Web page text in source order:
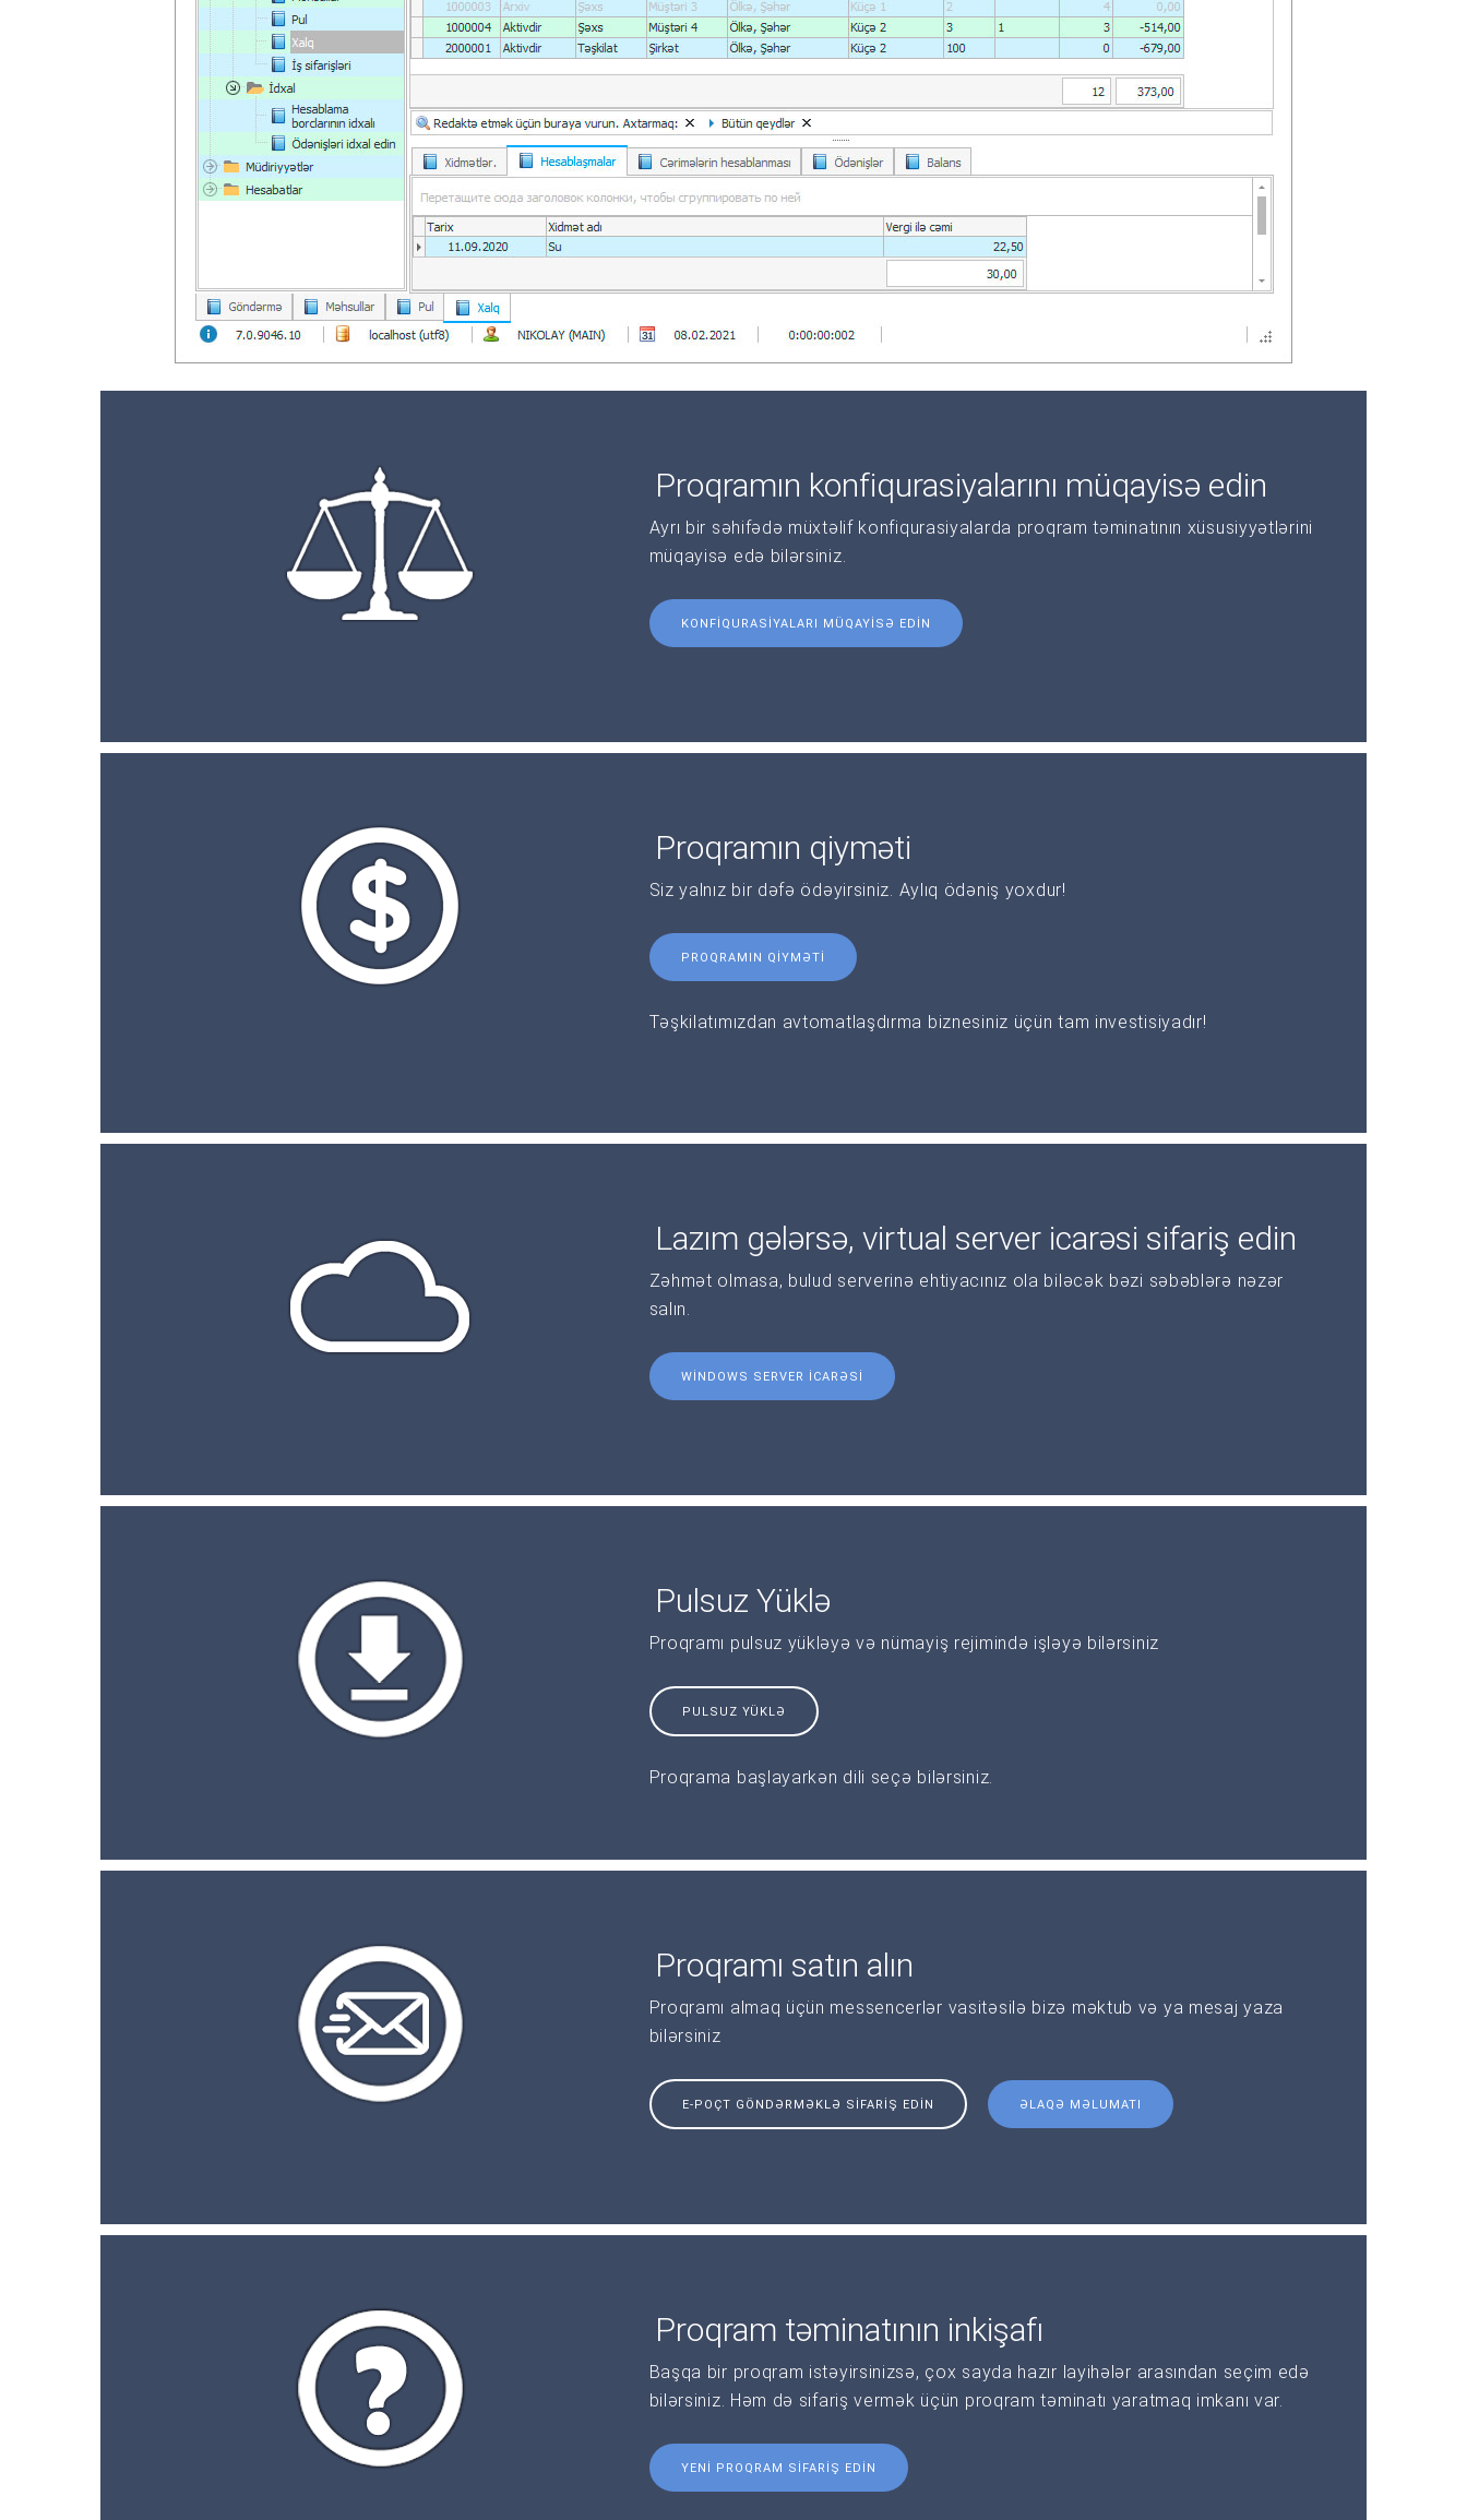
Proqramın konfiqurasiyalarını müqayisə edin
Ayrı bir səhifədə müxtəlif konfiqurasiyalarda proqram təminatının xüsusiyyətlərini
müqayisə edə bilərsiniz.
KONFIQURASIYALARI MÜQAYISƏ EDIN
Proqramın qiyməti
Siz yalnız bir dəfə ödəyirsiniz. Aylıq ödəniş yoxdur!
PROQRAMIN QIYMƏTI
Təşkilatımızdan avtomatlaşdırma biznesiniz üçün tam investisiyadır!
Lazım gələrsə, virtual server icarəsi sifariş edin
Zəhmət olmasa, bulud serverinə ehtiyacınız ola biləcək bəzi səbəblərə nəzər
salın.
WINDOWS SERVER ICARƏSI
Pulsuz Yüklə
Proqramı pulsuz yükləyə və nümayiş rejimində işləyə bilərsiniz
PULSUZ YÜKLƏ
Proqrama başlayarkən dili seçə bilərsiniz.
Proqramı satın alın
Proqramı almaq üçün messencerlər vasitəsilə bizə məktub və ya mesaj yaza
bilərsiniz
E-POÇT GÖNDƏRMƏKLƏ SIFARIŞ EDIN ƏLAQƏ MƏLUMATI
Proqram təminatının inkişafı
Başqa bir proqram istəyirsinizsə, çox sayda hazır layihələr arasından seçim edə
bilərsiniz. Həm də sifariş vermək üçün proqram təminatı yaratmaq imkanı var.
YENI PROQRAM SIFARIŞ EDIN